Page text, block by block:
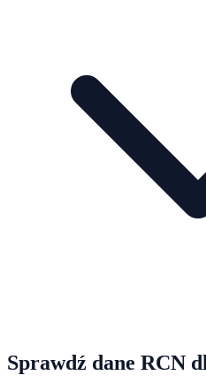
Sprawdź dane RCN